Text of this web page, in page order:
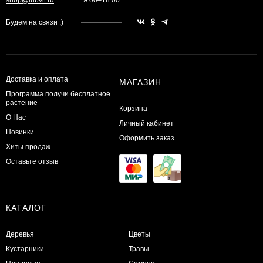
Будем на связи ;)
Доставка и оплата
Программа получи бесплатное
растение
О Нас
Новинки
Хиты продаж
Оставьте отзыв
МАГАЗИН
Корзина
Личный кабинет
Оформить заказ
КАТАЛОГ
Деревья
Кустарники
Цветы
Травы